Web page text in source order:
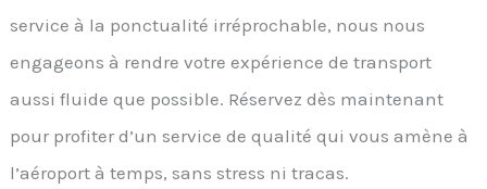
service à la ponctualité irréprochable, nous nous
engageons à rendre votre expérience de transport
aussi fluide que possible. Réservez dès maintenant
pour profiter d’un service de qualité qui vous amène à
l’aéroport à temps, sans stress ni tracas.